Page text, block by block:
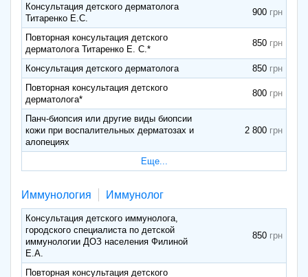
Консультация детского дерматолога
Титаренко Е.С.
900
Повторная консультация детского
дерматолога Титаренко Е. С.*
850
Консультация детского дерматолога
850
Повторная консультация детского
дерматолога*
800
Панч-биопсия или другие виды биопсии
кожи при воспалительных дерматозах и
алопециях
2 800
Еще...
Иммунология Иммунолог
Консультация детского иммунолога,
городского специалиста по детской
иммунологии ДОЗ населения Филиной
Е.А.
850
Повторная консультация детского